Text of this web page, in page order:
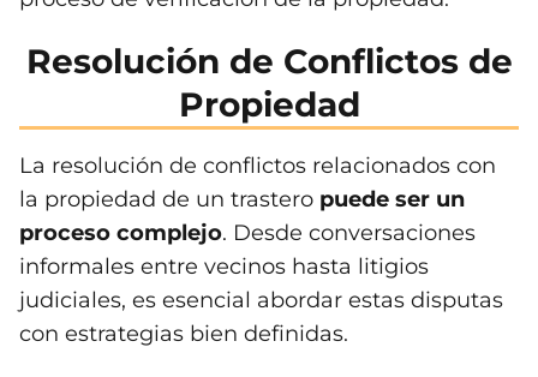
Resolución de Conflictos de
Propiedad
La resolución de conflictos relacionados con
la propiedad de un trastero puede ser un
proceso complejo. Desde conversaciones
informales entre vecinos hasta litigios
judiciales, es esencial abordar estas disputas
con estrategias bien definidas.